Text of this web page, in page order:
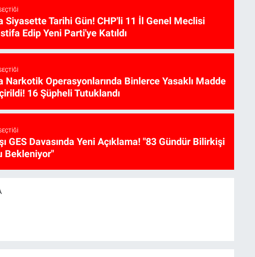
Siyasette Tarihi Gün! CHP'li 11 İl Genel Meclisi
Edip Yeni Parti'ye Katıldı
Narkotik Operasyonlarında Binlerce Yasaklı Madde
16 Şüpheli Tutuklandı
GES Davasında Yeni Açıklama! "83 Gündür Bilirkişi
Bekleniyor"